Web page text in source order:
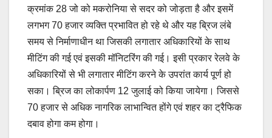
क्रमांक 28 जो को मकरोनिया से सदर को जोड़ता है और इसमें
लगभग 70 हजार व्यक्ति प्रभावित हो रहे थे और यह ब्रिज लंबे
समय से निर्माणाधीन था जिसकी लगातार अधिकारियों के साथ
मीटिंग की गई एवं इसकी मॉनिटरिंग की गई। इसी प्रकार रेलवे के
अधिकारियों से भी लगातार मीटिंग करने के उपरांत कार्य पूर्ण हो
सका। ब्रिज का लोकार्पण 12 जुलाई को किया जायेगा। जिससे
70 हजार से अधिक नागरिक लाभान्वित होंगे एवं शहर का ट्रैफिक
दबाव होगा कम होगा।